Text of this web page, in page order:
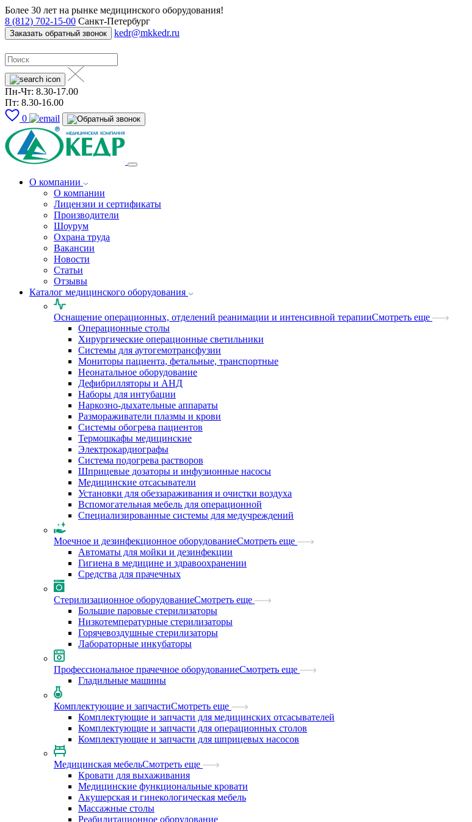
Более 30 лет на рынке медицинского оборудования!
8 (812) 702-15-00 Санкт-Петербург
Заказать обратный звонок kedr@mkkedr.ru
Пн-Чт: 8.30-17.00
Пт: 8.30-16.00
0
О компании
О компании
Лицензии и сертификаты
Производители
Шоурум
Охрана труда
Вакансии
Новости
Статьи
Отзывы
Каталог медицинского оборудования
Оснащение операционных, отделений реанимации и интенсивной терапииСмотреть еще
Операционные столы
Хирургические операционные светильники
Системы для аутогемотрансфузии
Мониторы пациента, фетальные, транспортные
Неонатальное оборудование
Дефибрилляторы и АНД
Наборы для интубации
Наркозно-дыхательные аппараты
Размораживатели плазмы и крови
Системы обогрева пациентов
Термошкафы медицинские
Электрокардиографы
Cистема подогрева растворов
Шприцевые дозаторы и инфузионные насосы
Медицинские отсасыватели
Установки для обеззараживания и очистки воздуха
Вспомогательная мебель для операционной
Специализированные системы для медучреждений
Моечное и дезинфекционное оборудованиеСмотреть еще
Автоматы для мойки и дезинфекции
Гигиена в медицине и здравоохранении
Средства для прачечных
Стерилизационное оборудованиеСмотреть еще
Большие паровые стерилизаторы
Низкотемпературные стерилизаторы
Горячевоздушные стерилизаторы
Лабораторные инкубаторы
Профессиональное прачечное оборудованиеСмотреть еще
Гладильные машины
Комплектующие и запчастиСмотреть еще
Комплектующие и запчасти для медицинских отсасывателей
Комплектующие и запчасти для операционных столов
Комплектующие и запчасти для шприцевых насосов
Медицинская мебельСмотреть еще
Кровати для выхаживания
Медицинские функциональные кровати
Акушерская и гинекологическая мебель
Массажные столы
Реабилитационное оборудование